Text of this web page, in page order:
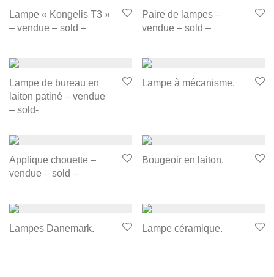
Lampe « Kongelis T3 »
– vendue – sold –
Paire de lampes –
vendue – sold –
Lampe de bureau en
laiton patiné – vendue
– sold-
Lampe à mécanisme.
Applique chouette –
vendue – sold –
Bougeoir en laiton.
Lampes Danemark. Lampe céramique.